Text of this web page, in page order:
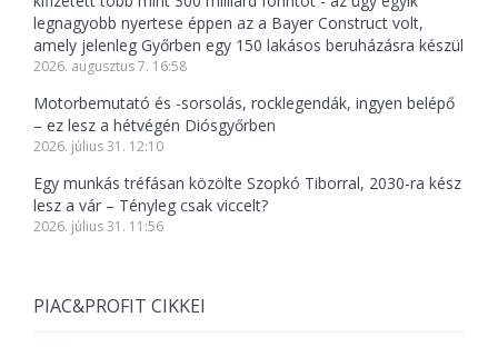
legnagyobb nyertese éppen az a Bayer Construct volt,
amely jelenleg Győrben egy 150 lakásos beruházásra készül
2026. augusztus 7. 16:58
Motorbemutató és -sorsolás, rocklegendák, ingyen belépő
– ez lesz a hétvégén Diósgyőrben
2026. július 31. 12:10
Egy munkás tréfásan közölte Szopkó Tiborral, 2030-ra kész
lesz a vár – Tényleg csak viccelt?
2026. július 31. 11:56
PIAC&PROFIT CIKKEI